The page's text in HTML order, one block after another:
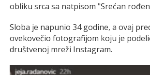
obliku srca sa natpisom "Srećan
Sloba je napunio 34 godine, a ovaj
ovekovečio fotografijom koju je
društvenoj mreži Instagram.